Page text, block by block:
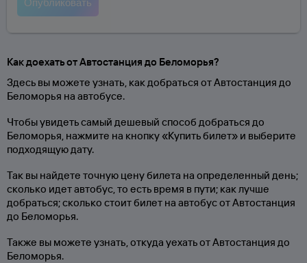
Как доехать от Автостанция до Беломорья?
Здесь вы можете узнать, как добраться от Автостанция до
Беломорья на автобусе.
Чтобы увидеть самый дешевый способ добраться до
Беломорья, нажмите на кнопку «Купить билет» и выберите
подходящую дату.
Так вы найдете точную цену билета на определенный день;
сколько идет автобус, то есть время в пути; как лучше
добраться; сколько стоит билет на автобус от Автостанция
до Беломорья.
Также вы можете узнать, откуда уехать от Автостанция до
Беломорья.